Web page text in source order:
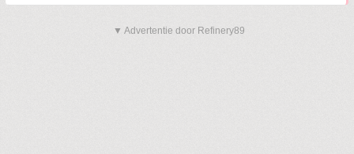
▼ Advertentie door Refinery89